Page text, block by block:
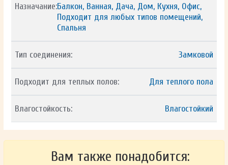
Назначание:Балкон, Ванная, Дача, Дом, Кухня, Офис,
Подходит для любых типов помещений,
Спальня
Тип соединения: Замковой
Подходит для теплых полов: Для теплого пола
Влагостойкость: Влагостойкий
Вам также понадобится: